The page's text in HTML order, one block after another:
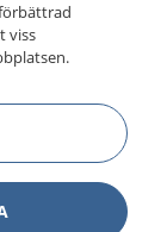
för
viss